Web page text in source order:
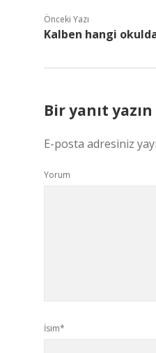
Önceki Yazı
Kalben hangi
Bir yanıt yazın
E-posta adresiniz
Yorum
İsim*